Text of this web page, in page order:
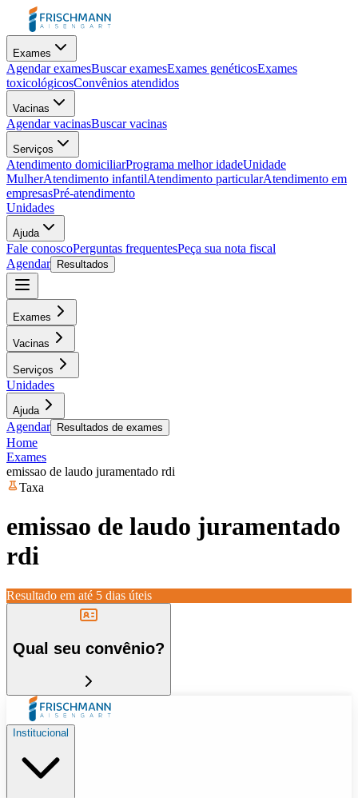
Exames
Agendar examesBuscar examesExames genéticosExames
toxicológicosConvênios atendidos
Vacinas
Agendar vacinasBuscar vacinas
Serviços
Atendimento domiciliarPrograma melhor idadeUnidade
MulherAtendimento infantilAtendimento particularAtendimento em
empresasPré-atendimento
Unidades
Ajuda
Fale conoscoPerguntas frequentesPeça sua nota fiscal
Agendar
Resultados
Exames
Vacinas
Serviços
Unidades
Ajuda
Agendar Resultados de exames
Home
Exames
emissao de laudo juramentado rdi
Taxa
emissao de laudo juramentado
rdi
Resultado em até 5 dias úteis
Qual seu convênio?
Institucional